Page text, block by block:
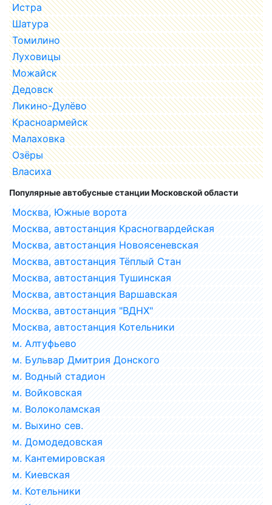
Истра
Шатура
Томилино
Луховицы
Можайск
Дедовск
Ликино-Дулёво
Красноармейск
Малаховка
Озёры
Власиха
Популярные автобусные станции Московской области
Москва, Южные ворота
Москва, автостанция Красногвардейская
Москва, автостанция Новоясеневская
Москва, автостанция Тёплый Стан
Москва, автостанция Тушинская
Москва, автостанция Варшавская
Москва, автостанция "ВДНХ"
Москва, автостанция Котельники
м. Алтуфьево
м. Бульвар Дмитрия Донского
м. Водный стадион
м. Войковская
м. Волоколамская
м. Выхино сев.
м. Домодедовская
м. Кантемировская
м. Киевская
м. Котельники